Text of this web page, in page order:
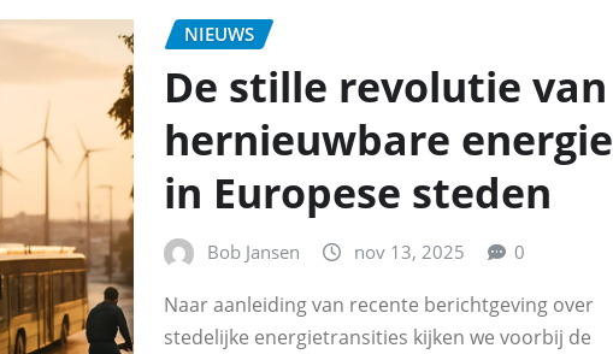
NIEUWS
De stille revolutie van
hernieuwbare energie
in Europese steden
Bob Jansen nov 13, 2025 0
Naar aanleiding van recente berichtgeving over
stedelijke energietransities kijken we voorbij de